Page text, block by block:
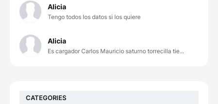
Alicia
Tengo todos los datos si los quiere
Alicia
Es cargador Carlos Mauricio saturno torrecilla tie...
CATEGORIES